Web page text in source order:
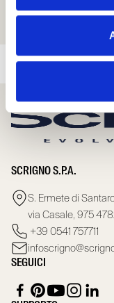
SCRIGNO S.P.A.
S. Ermete di
via Casale, 975
+39 0541 757711
SEGUICI